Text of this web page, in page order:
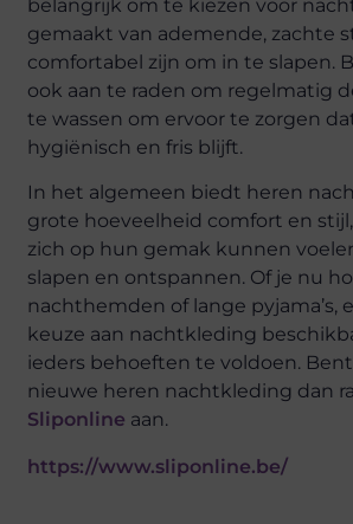
belangrijk om te kiezen voor
gemaakt van ademende, zachte
comfortabel zijn om in te slapen.
ook aan te raden om regelmatig
te wassen om ervoor te zorgen
hygiënisch en fris blijft.
In het algemeen biedt heren
grote hoeveelheid comfort en
zich op hun gemak kunnen
slapen en ontspannen. Of je nu
nachthemden of lange pyjama’s,
keuze aan nachtkleding
ieders behoeften te voldoen.
nieuwe heren nachtkleding dan
Sliponline aan.
https://www.sliponline.be/